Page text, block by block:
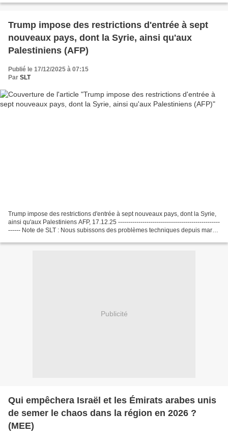
Trump impose des restrictions d'entrée à sept
nouveaux pays, dont la Syrie, ainsi qu'aux
Palestiniens (AFP)
Publié le 17/12/2025 à 07:15
Par SLT
Trump impose des restrictions d'entrée à sept nouveaux pays, dont la Syrie,
ainsi qu'aux Palestiniens AFP, 17.12.25 --------------------------------------------------
------ Note de SLT : Nous subissons des problèmes techniques depuis mars
Publicité
Qui empêchera Israël et les Émirats arabes unis
de semer le chaos dans la région en 2026 ?
(MEE)